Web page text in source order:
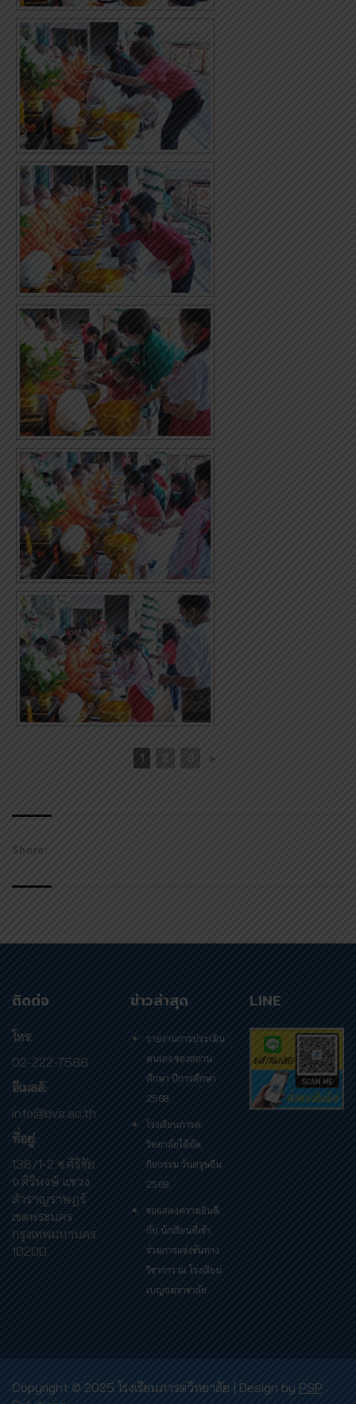
1 2 3 ►
Share:
ติดต่อ
โทร:
02-222-7588
อีเมลล์:
info@bvs.ac.th
ที่อยู่:
136/1-2 ซ.ศิริชัย
ถ.ศิริพงษ์ แขวง
สำราญราษฎร์
เขตพระนคร
กรุงเทพมหานคร
10200
ข่าวล่าสุด
รายงานการประเมิน
ตนเอง ของสถาน
ศึกษา ปีการศึกษา
2568
โรงเรียนภารต
วิทยาลัยได้จัด
กิจกรรม วันตรุษจีน
2569
ขอแสดงความยินดี
กับ นักเรียนที่เข้า
ร่วมการแข่งขันทาง
วิชาการ ณ โรงเรียน
เบญจมราชาลัย
LINE
Copyright © 2025 โรงเรียนภารตวิทยาลัย | Design by PSP